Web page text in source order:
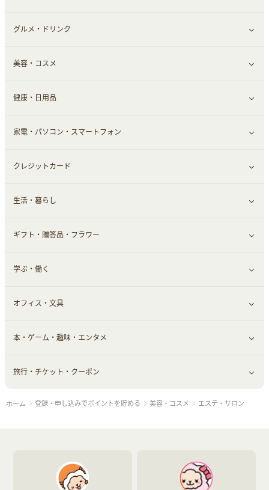
総合通販
デパート・スーパー
すべて見る
ファッション
インナー・下着
靴・フットウェア
小物・かばん
スーツ・フォーマル
グルメ・ドリンク
すべて見る
グルメ
ドリンク
お酒
食材宅配
美容・コスメ
すべて見る
スキンケア
メイクアップ
ヘアケア
メンズ美容
美容・ダイエット用品
脱毛用品
美容食品
健康・日用品
すべて見る
健康食品｜青汁・飲料
健康食品｜乳酸菌・ケフィア
健康食品｜その他
スポーツ・フィットネス
日用品・薬局・からだ
家電・パソコン・スマートフォン
すべて見る
家電・パソコン・ソフトウェア
スマホ・携帯電話・SIM
クレジットカード
すべて見る
クレジットカード
生活・暮らし
すべて見る
車情報・カーシェア・レンタル
お役立ち
生活雑貨・家具インテリア
赤ちゃん・こども・マタニティ
ペット
ギフト・贈答品・フラワー
すべて見る
ギフト・贈答品
フラワー
学ぶ・働く
すべて見る
習い事・学習・学校
オフィス・文具
すべて見る
オフィス・文具
本・ゲーム・趣味・エンタメ
すべて見る
ゲーム・趣味
旅行・チケット・クーポン
すべて見る
チケット・クーポン・チラシ
ホーム 登録・申し込みでポイントを貯める 美容・コスメ エステ・サロン